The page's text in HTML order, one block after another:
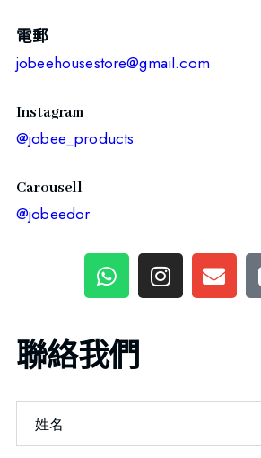
電郵
jobeehousestore@gmail.com
Instagram
@jobee_products
Carousell
@jobeedor
聯絡我們